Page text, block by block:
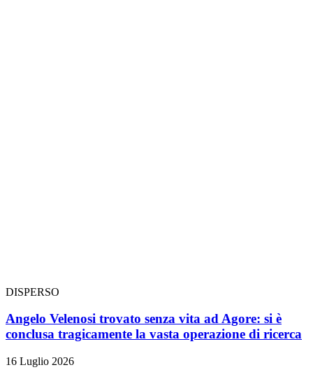
DISPERSO
Angelo Velenosi trovato senza vita ad Agore: si è
conclusa tragicamente la vasta operazione di ricerca
16 Luglio 2026